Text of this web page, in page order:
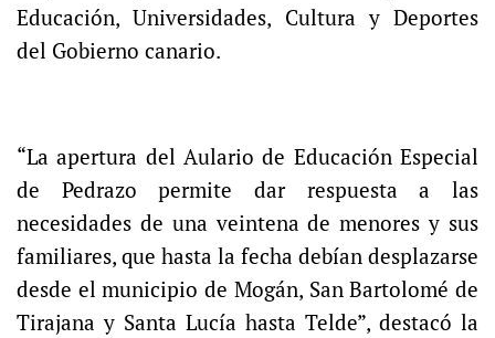
Educación, Universidades, Cultura y Deportes
del Gobierno canario.
“La apertura del Aulario de Educación Especial
de Pedrazo permite dar respuesta a las
necesidades de una veintena de menores y sus
familiares, que hasta la fecha debían desplazarse
desde el municipio de Mogán, San Bartolomé de
Tirajana y Santa Lucía hasta Telde”, destacó la